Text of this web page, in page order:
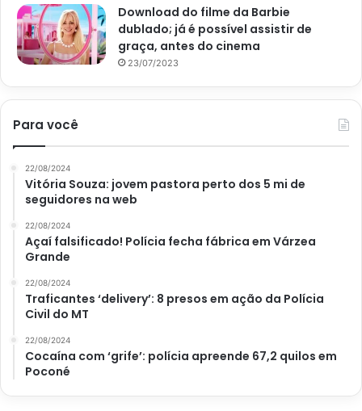
Download do filme da Barbie
dublado; já é possível assistir de
graça, antes do cinema
23/07/2023
Para você
22/08/2024
Vitória Souza: jovem pastora perto dos 5 mi de
seguidores na web
22/08/2024
Açaí falsificado! Polícia fecha fábrica em Várzea
Grande
22/08/2024
Traficantes ‘delivery’: 8 presos em ação da Polícia
Civil do MT
22/08/2024
Cocaína com ‘grife’: polícia apreende 67,2 quilos em
Poconé